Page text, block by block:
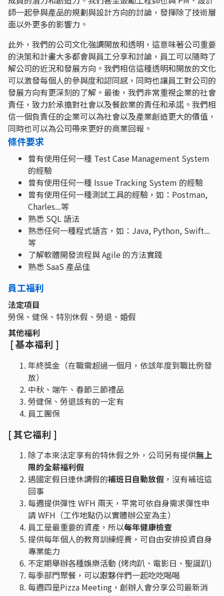
師一起參與產品的規劃與設計方向的討論，發揮除了技術層
面以外更多的影響力。
此外，我們的公司文化強調開放和透明，這意味著公司重要
的決策和計畫大多都會與員工分享和討論，員工可以隨時了
解公司的近況和發展方向。我們相信這種透明和開放的文化
可以激發每個人的參與度和認同感，同時也讓員工對公司的
發展方向有更深刻的了解。最後，我們非常重視企業的社會
責任，致力於承擔對社會以及餐飲業的責任和承諾。我們相
信一個負責任的企業可以為社會以及產業創造更大的價值，
同時也可以為公司帶來更好的商業回報。
條件要求
曾有使用任何一種 Test Case Management System
的經驗
曾有使用任何一種 Issue Tracking System 的經驗
曾有使用任何一種測試工具的經驗，如：Postman,
Charles...等
熟悉 SQL 語法
熟悉任何一種程式語言，如：Java, Python, Swift...
等
了解軟體開發流程與 Agile 的方法實踐
熟悉 SaaS 產品佳
員工福利
法定項目
勞保、健保、特別休假、勞退、婚假
其他福利
[ 基本福利 ]
年終獎金（在職需超過一個月，依該年度到職比例發
放）
中秋、端午、春節三節禮品
勞健保、勞退該有的一定有
員工團保
[ 其它福利 ]
除了本來法定享有的特休假之外，公司另有提供無上
限的全薪福利假
遇國定假日連休調假的補班日自動放假 ，沒有補班這
回事
每週提供彈性 WFH 兩天，平常可依自身需求彈性申
請 WFH（工作地點仍以實體辦公室為主）
員工是最重要的資產，所以每年健康檢查
提供每年個人的教育訓練經費，可自由安排投資自身
專業能力
不定期舉辦各種娛樂活動 (烤肉趴、電影日、聖誕趴)
每季部門聚餐，可以跟夥伴們一起吃吃喝喝
每週四是Pizza Meeting，創辦人會分享公司最新消